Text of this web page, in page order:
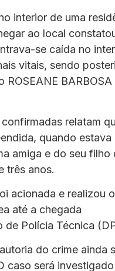
interior de uma
ao local
se caída no
vitais, sendo
ROSEANE BARBOSA
relatam
quando estava
amiga e do seu filho
três anos.
acionada e realizou o
até a chegada
de Polícia Técnica
do crime ainda
caso será investigado